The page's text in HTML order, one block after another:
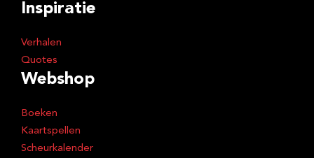
Inspiratie
Verhalen
Quotes
Webshop
Boeken
Kaartspellen
Scheurkalender